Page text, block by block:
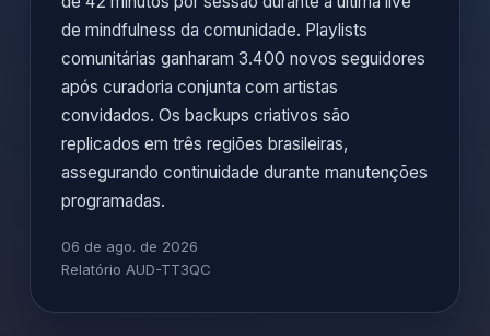
de mindfulness da comunidade. Playlists
comunitárias ganharam 3.400 novos seguidores
após curadoria conjunta com artistas
convidados. Os backups criativos são
replicados em três regiões brasileiras,
assegurando continuidade durante manutenções
programadas.
06 de ago. de 2026
Relatório AUD-TT3QC